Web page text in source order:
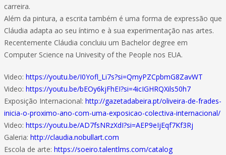
carreira.
Além da pintura, a escrita também é uma forma de expressão que
Cláudia adapta ao seu íntimo e à sua experimentação nas artes.
Recentemente Cláudia concluiu um Bachelor degree em
Computer Science na Univesity of the People nos EUA.
Video: https://youtu.be/I0Yofl_Li7s?si=QmyPZCpbmG8ZavWT
Video: https://youtu.be/bEOy6kjFhEI?si=4icIGHRQXils50h7
Exposição Internacional: http://gazetadabeira.pt/oliveira-de-frades-
inicia-o-proximo-ano-com-uma-exposicao-colectiva-internacional/
Video: https://youtu.be/AD7fsNRzXdI?si=AEP9eIjEqf7Kf3Rj
Galeria: http://claudia.nobullart.com
Escola de arte: https://soeiro.talentlms.com/catalog